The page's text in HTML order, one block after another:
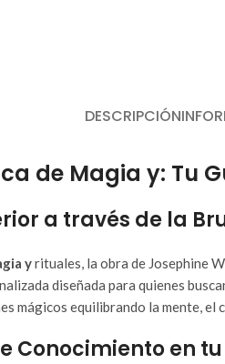
DESCRIPCIÓN
de Magia y: Tu
a través de la
yrituales, la obra de Josephine
diseñada para quienes
mágicos equilibrando la mente, el
Conocimiento en